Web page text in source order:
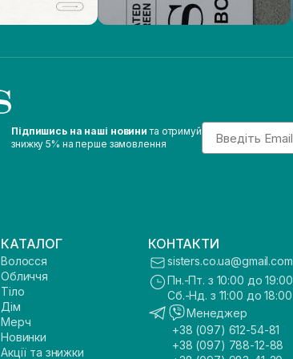
Підпишись на наші новини та отримуй
знижку 5% на перше замовлення
Email
КАТАЛОГ
Волосся
Обличчя
Тіло
Дім
Мерч
Новинки
Акції та знижки
КОНТАКТИ
sisters.co.ua@gmail.com
Пн.-Пт. з 10:00 до 19:00
Сб.-Нд. з 11:00 до 18:00
Менеджер
+38 (097) 612-54-81
+38 (097) 788-12-88